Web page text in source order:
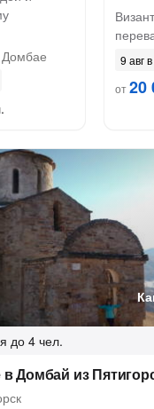
Домбае 9 авг
от20
до 4 чел.
Домбай из